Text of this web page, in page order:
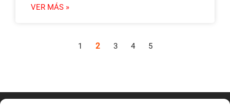
VER MÁS »
1 2 3 4 5